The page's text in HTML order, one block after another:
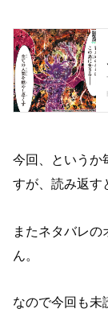
今回、というか
すが、読み返
またネタバレ
ん。
なので今回も未